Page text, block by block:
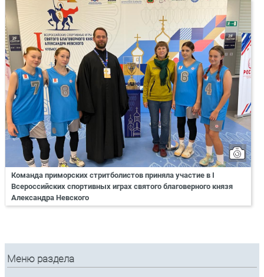
Команда приморских стритболистов приняла участие в I
Всероссийских спортивных играх святого благоверного князя
Александра Невского
Меню раздела